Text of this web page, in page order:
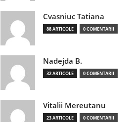
Cvasniuc Tatiana
88 ARTICOLE 0 COMENTARII
Nadejda B.
32 ARTICOLE 0 COMENTARII
Vitalii Mereutanu
23 ARTICOLE 0 COMENTARII